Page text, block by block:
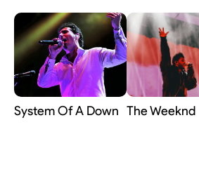
System Of A Down The Weeknd